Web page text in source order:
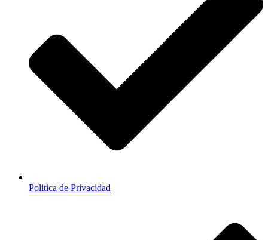
Politica de Privacidad